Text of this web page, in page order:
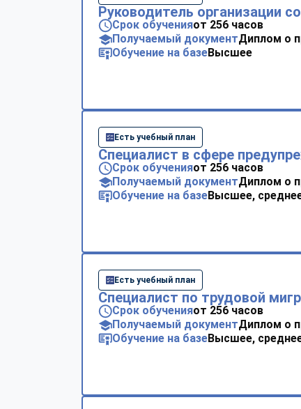
Руководитель организации
Срок обученияот 256 часов
Получаемый документДиплом о
Обучение на базеВысшее
Есть учебный план
Специалист в сфере
Срок обученияот 256 часов
Получаемый документДиплом о
Обучение на базеВысшее,
Есть учебный план
Специалист по трудовой
Срок обученияот 256 часов
Получаемый документДиплом о
Обучение на базеВысшее,